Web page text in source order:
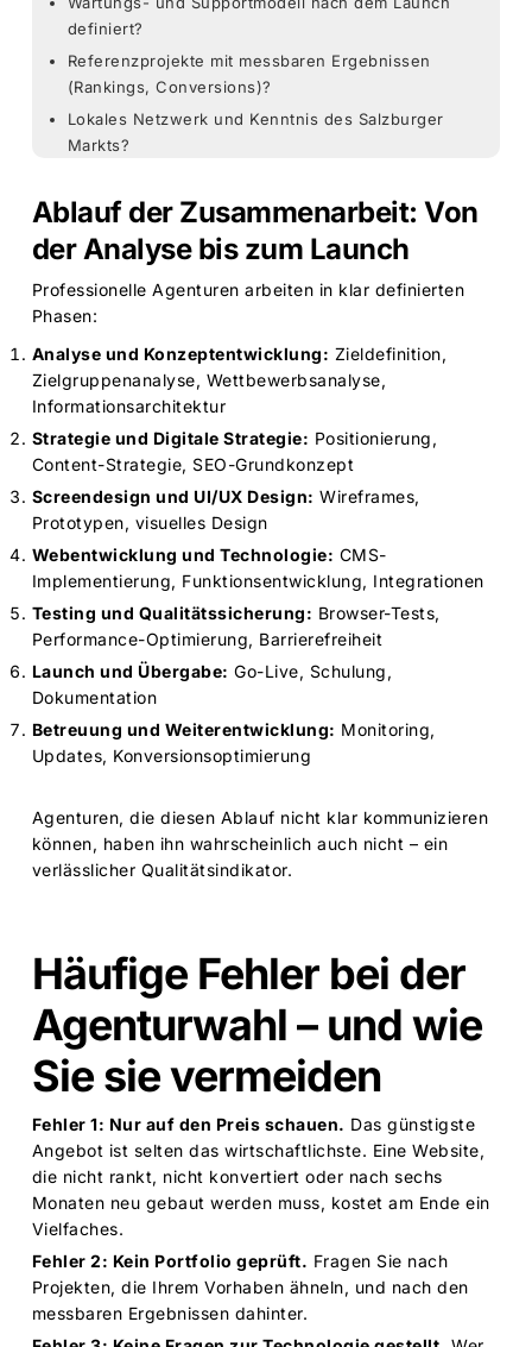
definiert?
Referenzprojekte mit messbaren Ergebnissen
(Rankings, Conversions)?
Lokales Netzwerk und Kenntnis des Salzburger
Markts?
Ablauf der Zusammenarbeit: Von
der Analyse bis zum Launch
Professionelle Agenturen arbeiten in klar definierten
Phasen:
Analyse und Konzeptentwicklung: Zieldefinition,
Zielgruppenanalyse, Wettbewerbsanalyse,
Informationsarchitektur
Strategie und Digitale Strategie: Positionierung,
Content-Strategie, SEO-Grundkonzept
Screendesign und UI/UX Design: Wireframes,
Prototypen, visuelles Design
Webentwicklung und Technologie: CMS-
Implementierung, Funktionsentwicklung, Integrationen
Testing und Qualitätssicherung: Browser-Tests,
Performance-Optimierung, Barrierefreiheit
Launch und Übergabe: Go-Live, Schulung,
Dokumentation
Betreuung und Weiterentwicklung: Monitoring,
Updates, Konversionsoptimierung
Agenturen, die diesen Ablauf nicht klar kommunizieren
können, haben ihn wahrscheinlich auch nicht – ein
verlässlicher Qualitätsindikator.
Häufige Fehler bei der
Agenturwahl – und wie
Sie sie vermeiden
Fehler 1: Nur auf den Preis schauen. Das günstigste
Angebot ist selten das wirtschaftlichste. Eine Website,
die nicht rankt, nicht konvertiert oder nach sechs
Monaten neu gebaut werden muss, kostet am Ende ein
Vielfaches.
Fehler 2: Kein Portfolio geprüft. Fragen Sie nach
Projekten, die Ihrem Vorhaben ähneln, und nach den
messbaren Ergebnissen dahinter.